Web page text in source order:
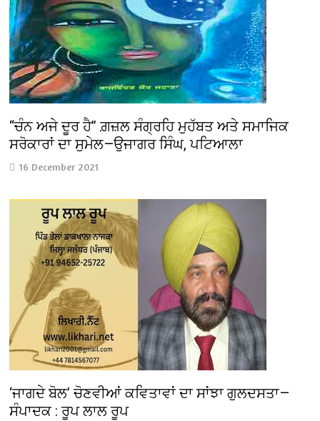
‘‘ਚੰਨ ਅਜੇ ਦੂਰ ਹੈ’’ ਗ਼ਜ਼ਲ ਸੰਗ੍ਰਹਿ ਮੁਹੱਬਤ ਅਤੇ ਸਮਾਜਿਕ
ਸਰੋਕਾਰਾਂ ਦਾ ਸੁਮੇਲ—ਉਜਾਗਰ ਸਿੰਘ, ਪਟਿਆਲਾ
16 December 2021
‘ਜਾਗਦੇ ਬੋਲ’ ਚੋਣਵੀਆਂ ਕਵਿਤਾਵਾਂ ਦਾ ਸਾਂਝਾ ਗੁਲਦਸਤਾ—
ਸੰਪਾਦਕ : ਰੂਪ ਲਾਲ ਰੂਪ